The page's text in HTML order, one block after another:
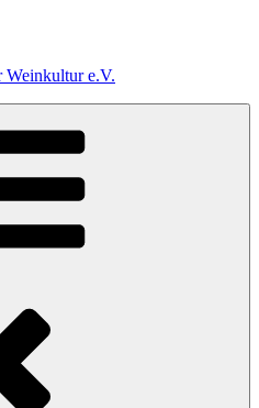
Weinkultur e.V.